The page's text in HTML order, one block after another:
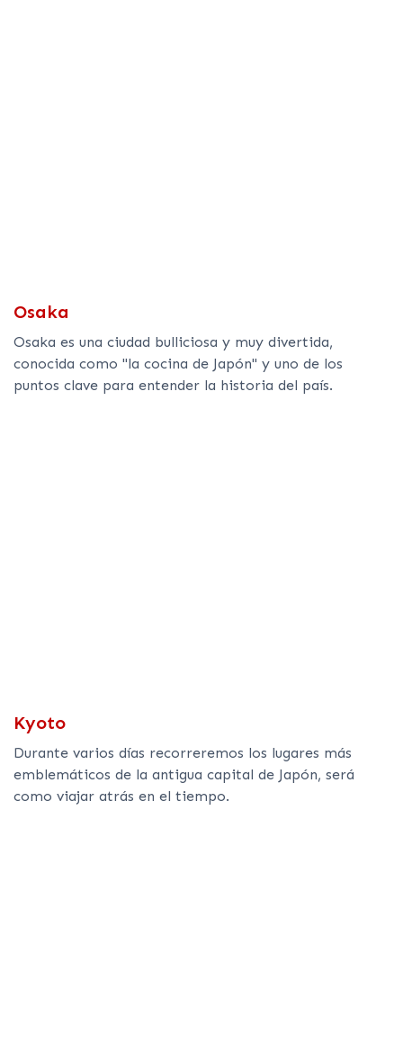
Osaka
Osaka es una ciudad bulliciosa y muy divertida,
conocida como "la cocina de Japón" y uno de los
puntos clave para entender la historia del país.
Kyoto
Durante varios días recorreremos los lugares más
emblemáticos de la antigua capital de Japón, será
como viajar atrás en el tiempo.